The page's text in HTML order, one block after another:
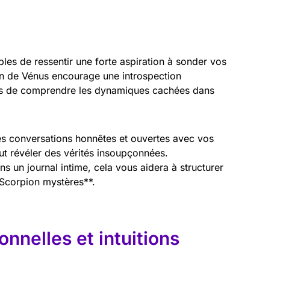
de ressentir une forte aspiration à sonder vos
de Vénus encourage une introspection
de comprendre les dynamiques cachées dans
honnêtes et ouvertes avec vos
révéler des vérités insoupçonnées.
un journal intime, cela vous aidera à structurer
mystères**.
et intuitions